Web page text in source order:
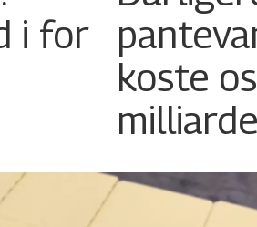
i for
koste